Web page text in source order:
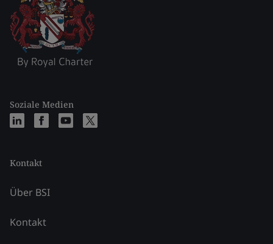
Soziale Medien
Kontakt
Über BSI
Kontakt